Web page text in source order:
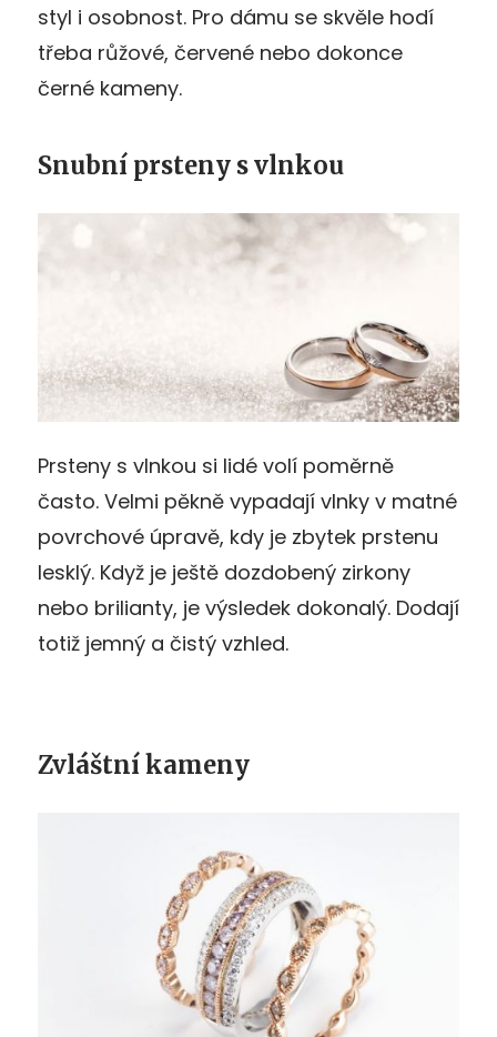
styl i osobnost. Pro dámu se skvěle hodí
třeba růžové, červené nebo dokonce
černé kameny.
Snubní prsteny s vlnkou
Prsteny s vlnkou si lidé volí poměrně
často. Velmi pěkně vypadají vlnky v matné
povrchové úpravě, kdy je zbytek prstenu
lesklý. Když je ještě dozdobený zirkony
nebo brilianty, je výsledek dokonalý. Dodají
totiž jemný a čistý vzhled.
Zvláštní kameny